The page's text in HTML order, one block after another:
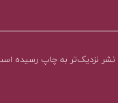
نشر نزدیک‌تر به چاپ رسیده